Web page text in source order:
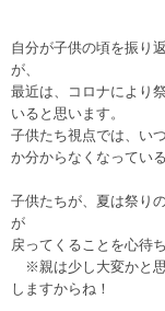
自分が子供の頃を振り
が、
最近は、コロナにより
いると思います。
子供たち視点では、い
か分からなくなってい
子供たちが、夏は祭り
が
戻ってくることを心待
※親は少し大変かと思
しますからね！